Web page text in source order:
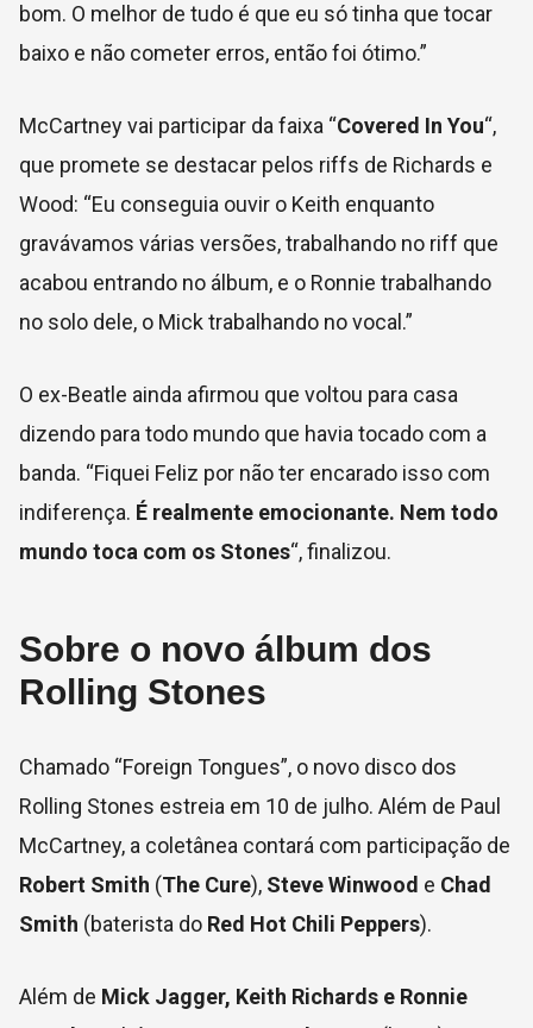
bom. O melhor de tudo é que eu só tinha que tocar
baixo e não cometer erros, então foi ótimo.”
McCartney vai participar da faixa “Covered In You“,
que promete se destacar pelos riffs de Richards e
Wood: “Eu conseguia ouvir o Keith enquanto
gravávamos várias versões, trabalhando no riff que
acabou entrando no álbum, e o Ronnie trabalhando
no solo dele, o Mick trabalhando no vocal.”
O ex-Beatle ainda afirmou que voltou para casa
dizendo para todo mundo que havia tocado com a
banda. “Fiquei Feliz por não ter encarado isso com
indiferença. É realmente emocionante. Nem todo
mundo toca com os Stones“, finalizou.
Sobre o novo álbum dos
Rolling Stones
Chamado “Foreign Tongues”, o novo disco dos
Rolling Stones estreia em 10 de julho. Além de Paul
McCartney, a coletânea contará com participação de
Robert Smith (The Cure), Steve Winwood e Chad
Smith (baterista do Red Hot Chili Peppers).
Além de Mick Jagger, Keith Richards e Ronnie